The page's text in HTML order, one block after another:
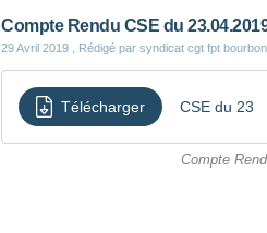
Compte Rendu CSE du
29 Avril 2019 , Rédigé par syndicat cgt fpt
Télécharger CSE du 23
Compte